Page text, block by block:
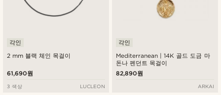
2 mm 블랙 체인 목걸이
각인
61,690원
3 색상 LUCLEON
Mediterranean | 14K 골드 도금 마
돈나 펜던트 목걸이
각인
82,890원
ARKAI